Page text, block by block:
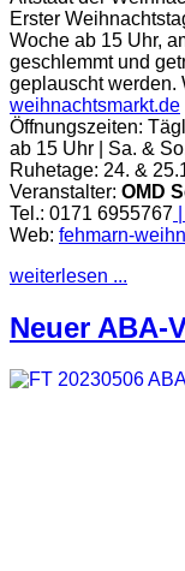
Erster
Woche ab 15 Uhr,
geschlemmt und
geplauscht werden.
weihnachtsmarkt.de
Öffnungszeiten:
ab 15 Uhr | Sa. &
Ruhetage: 24. &
Veranstalter: OMD
Tel.: 0171 6955767
Web: fehmarn-
weiterlesen ...
Neuer ABA-